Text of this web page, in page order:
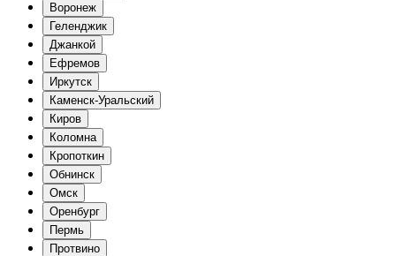
Воронеж
Геленджик
Джанкой
Ефремов
Иркутск
Каменск-Уральский
Киров
Коломна
Кропоткин
Обнинск
Омск
Оренбург
Пермь
Протвино